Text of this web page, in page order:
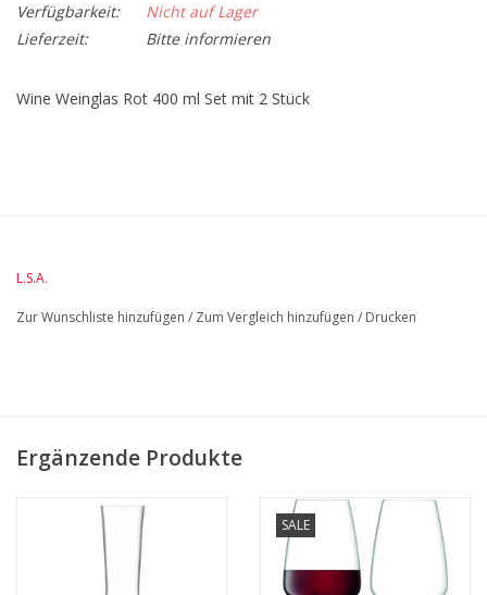
Verfügbarkeit:
Nicht auf Lager
Lieferzeit:
Bitte informieren
Wine Weinglas Rot 400 ml Set mit 2 Stück
L.S.A.
Zur Wunschliste hinzufügen / Zum Vergleich hinzufügen / Drucken
Ergänzende Produkte
SALE